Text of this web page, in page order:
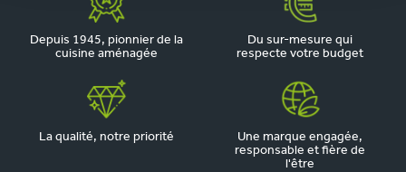
Depuis 1945, pionnier de la
cuisine aménagée
Du sur-mesure qui
respecte votre budget
La qualité, notre priorité
Une marque engagée,
responsable et fière de
l'être